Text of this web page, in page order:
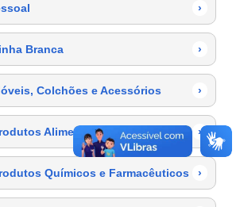
›
Branca ›
Colchões e Acessórios ›
Alimentícios ›
Químicos e Farmacêuticos ›